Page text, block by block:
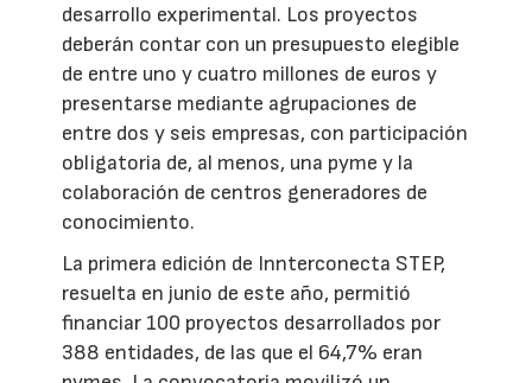
desarrollo experimental. Los proyectos
deberán contar con un presupuesto elegible
de entre uno y cuatro millones de euros y
presentarse mediante agrupaciones de
entre dos y seis empresas, con participación
obligatoria de, al menos, una pyme y la
colaboración de centros generadores de
conocimiento.
La primera edición de Innterconecta STEP,
resuelta en junio de este año, permitió
financiar 100 proyectos desarrollados por
388 entidades, de las que el 64,7% eran